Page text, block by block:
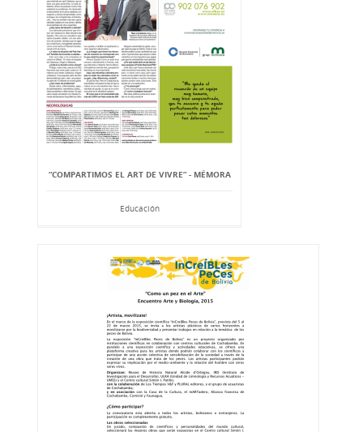
“COMPARTIMOS EL ART DE VIVRE” - MÉMORA
Educación